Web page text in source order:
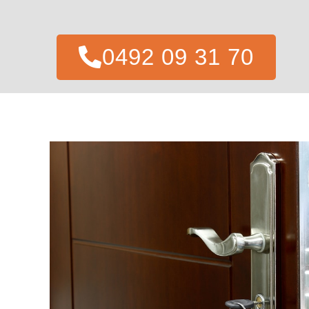
0492 09 31 70